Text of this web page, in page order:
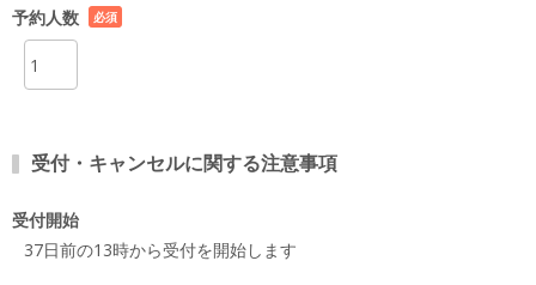
予約人数
必須
受付・キャンセルに関する注意事項
受付開始
37日前の13時から受付を開始します